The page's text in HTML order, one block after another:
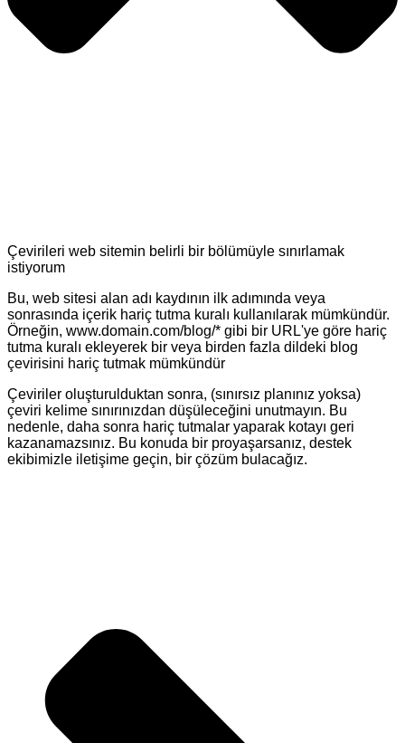
Çevirileri web sitemin belirli bir bölümüyle sınırlamak
istiyorum
Bu, web sitesi alan adı kaydının ilk adımında veya
sonrasında içerik hariç tutma kuralı kullanılarak mümkündür.
Örneğin, www.domain.com/blog/* gibi bir URL'ye göre hariç
tutma kuralı ekleyerek bir veya birden fazla dildeki blog
çevirisini hariç tutmak mümkündür
Çeviriler oluşturulduktan sonra, (sınırsız planınız yoksa)
çeviri kelime sınırınızdan düşüleceğini unutmayın. Bu
nedenle, daha sonra hariç tutmalar yaparak kotayı geri
kazanamazsınız. Bu konuda bir proyaşarsanız, destek
ekibimizle iletişime geçin, bir çözüm bulacağız.